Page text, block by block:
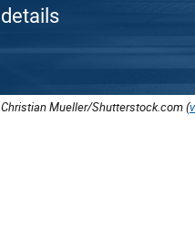
details
Christian Mueller/Shutterstock.com (